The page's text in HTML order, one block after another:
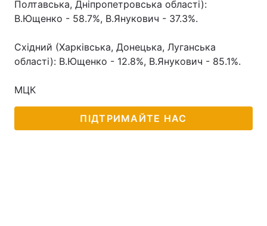
Інтерв'ю Думки
Контакти
Послуги
Полтавська, Дніпропетровська області):
В.Ющенко - 58.7%, В.Янукович - 37.3%.
Східний (Харківська, Донецька, Луганська
області): В.Ющенко - 12.8%, В.Янукович - 85.1%.
МЦК
ПІДТРИМАЙТЕ НАС